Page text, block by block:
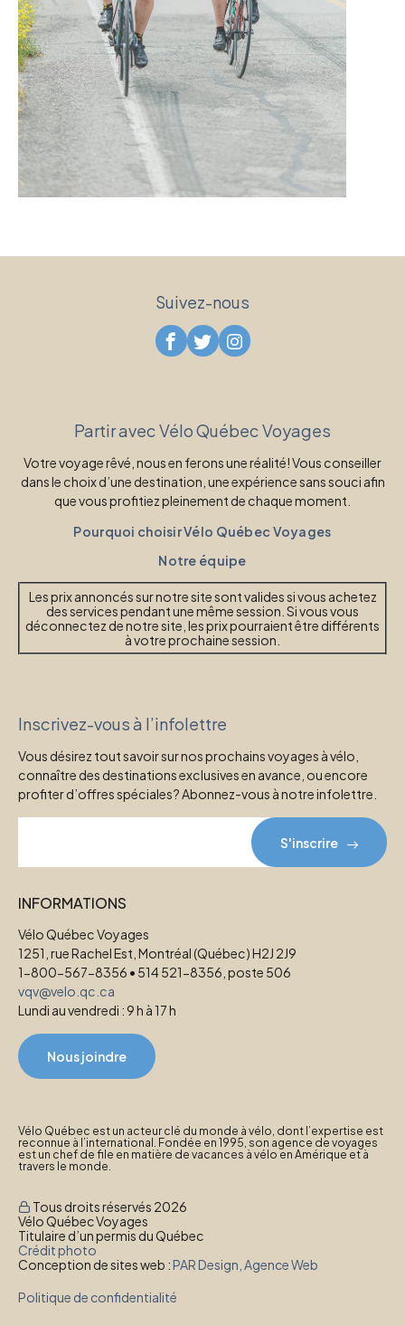
Partir avec Vélo Québec Voyages
Votre voyage rêvé, nous en ferons une réalité! Vous conseiller
dans le choix d’une destination, une expérience sans souci afin
que vous profitiez pleinement de chaque moment.
Pourquoi choisir Vélo Québec Voyages
Notre équipe
Les prix annoncés sur notre site sont valides si vous achetez
des services pendant une même session. Si vous vous
déconnectez de notre site, les prix pourraient être différents
à votre prochaine session.
Inscrivez-vous à l’infolettre
Vous désirez tout savoir sur nos prochains voyages à vélo,
connaître des destinations exclusives en avance, ou encore
profiter d’offres spéciales? Abonnez-vous à notre infolettre.
S'inscrire
Suivez-nous
INFORMATIONS
Vélo Québec Voyages
1251, rue Rachel Est, Montréal (Québec) H2J 2J9
1-800-567-8356 • 514 521-8356, poste 506
vqv@velo.qc.ca
Lundi au vendredi : 9 h à 17 h
Nous joindre
Vélo Québec est un acteur clé du monde à vélo, dont l’expertise est
reconnue à l’international. Fondée en 1995, son agence de voyages
est un chef de file en matière de vacances à vélo en Amérique et à
travers le monde.
Tous droits réservés 2026
Vélo Québec Voyages
Titulaire d’un permis du Québec
Crédit photo
Conception de sites web :PAR Design, Agence Web
Politique de confidentialité